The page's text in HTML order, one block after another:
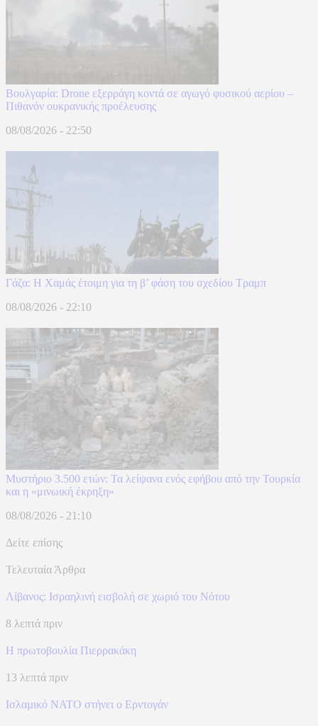
Βουλγαρία: Drone εξερράγη κοντά σε αγωγό φυσικού αερίου –
Πιθανόν ουκρανικής προέλευσης
08/08/2026 - 22:50
Γάζα: Η Χαμάς έτοιμη για τη β’ φάση του σχεδίου Τραμπ
08/08/2026 - 22:10
Μυστήριο 3.500 ετών: Τα λείψανα ενός εφήβου από την Τουρκία
και η «μινωική έκρηξη»
08/08/2026 - 21:10
Δείτε επίσης
Τελευταία Άρθρα
Λίβανος: Ισραηλινή εισβολή σε χωριό του Νότου
8 λεπτά πριν
Η πρωτοβουλία Πιερρακάκη
13 λεπτά πριν
Ισλαµικό ΝΑΤΟ στήνει ο Ερντογάν